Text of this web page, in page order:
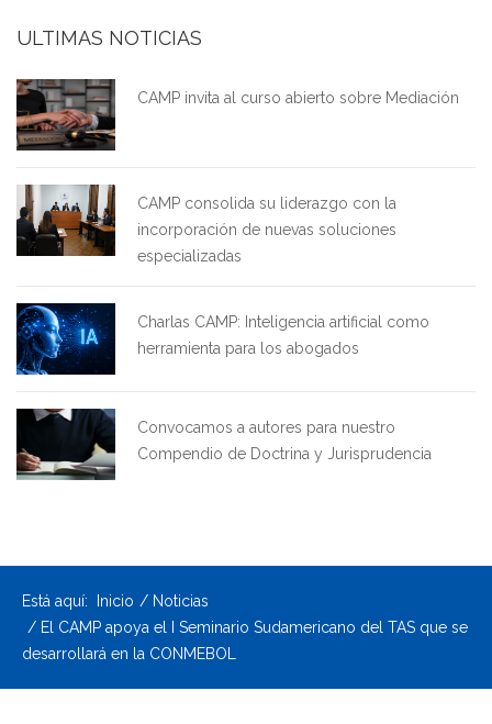
ULTIMAS NOTICIAS
CAMP invita al curso abierto sobre Mediación
CAMP consolida su liderazgo con la
incorporación de nuevas soluciones
especializadas
Charlas CAMP: Inteligencia artificial como
herramienta para los abogados
Convocamos a autores para nuestro
Compendio de Doctrina y Jurisprudencia
Está aquí: Inicio
Noticias
El CAMP apoya el I Seminario Sudamericano del TAS que se
desarrollará en la CONMEBOL